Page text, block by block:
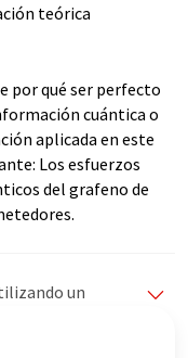
teórica
por qué ser perfecto
cuántica o
aplicada en este
Los esfuerzos
del grafeno de
un
presentar